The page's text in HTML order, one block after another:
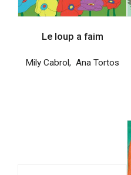
Le loup a faim
Mily Cabrol, Ana Tortos